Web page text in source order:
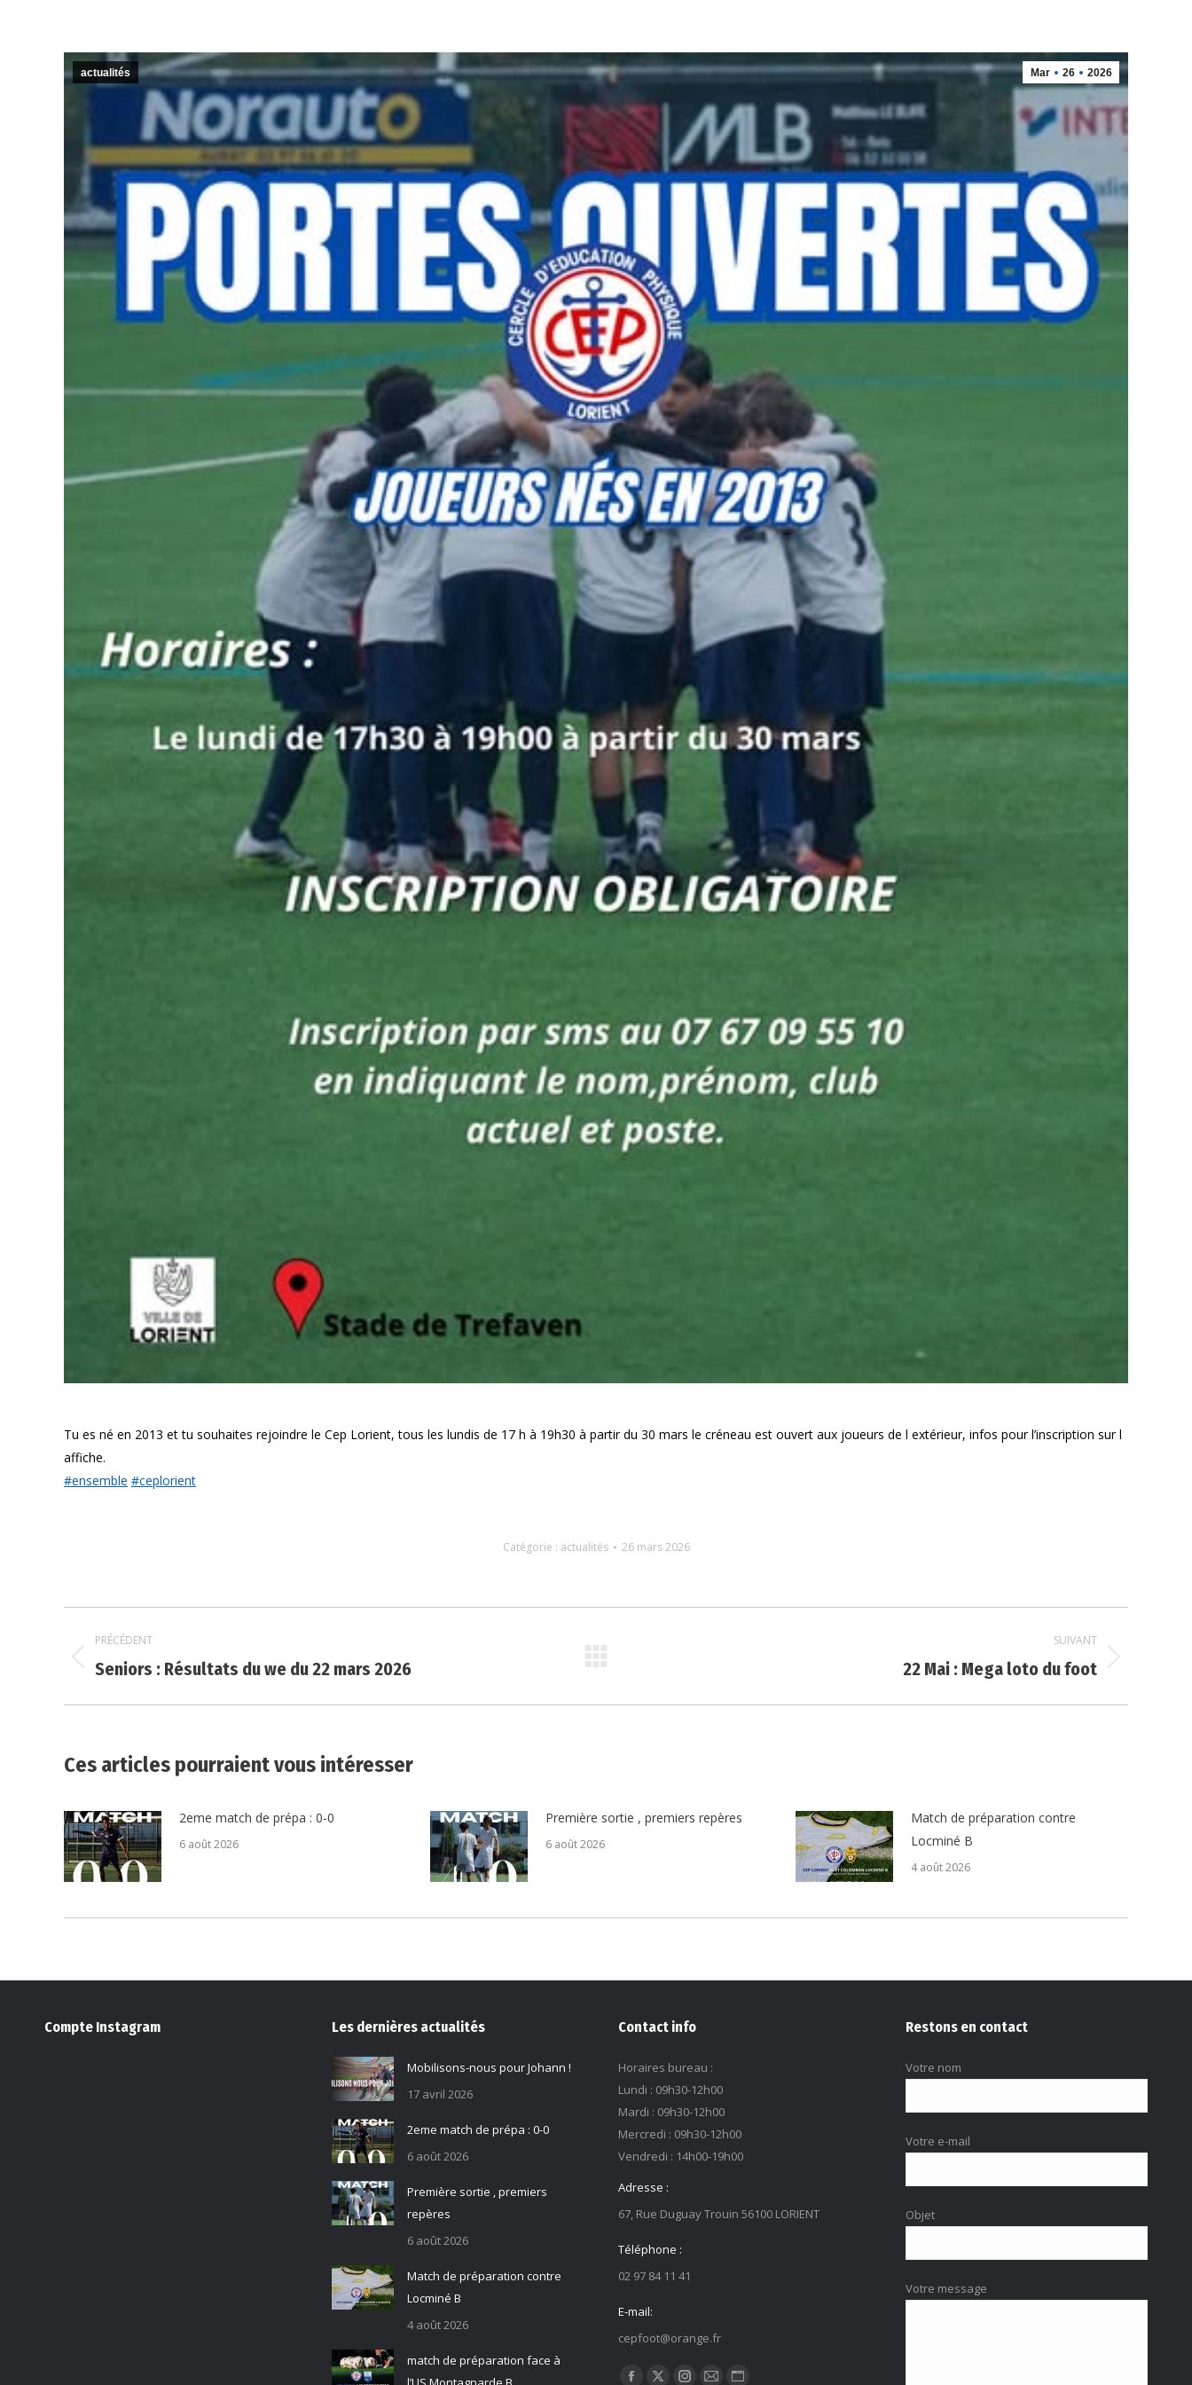
Mar 26 2026
actualités
Tu es né en 2013 et tu souhaites rejoindre le Cep Lorient, tous les lundis de 17 h à 19h30 à partir du 30 mars le créneau est ouvert aux joueurs de l extérieur, infos pour l’inscription sur l
affiche.
#ensemble #ceplorient
Catégorie : actualités 26 mars 2026
Navigation
article
PRÉCÉDENT
Article
Seniors : Résultats du we du 22 mars 2026
SUIVANT
22 Mai : Mega loto du foot
Ces articles pourraient vous intéresser
2eme match de prépa : 0-0
6 août 2026
Première sortie , premiers repères
6 août 2026
Match de préparation contre
Locminé B
4 août 2026
Compte Instagram Les dernières actualités
Mobilisons-nous pour Johann !
17 avril 2026
2eme match de prépa : 0-0
6 août 2026
Première sortie , premiers
repères
6 août 2026
Match de préparation contre
Locminé B
4 août 2026
match de préparation face à
Contact info
Horaires bureau :
Lundi : 09h30-12h00
Mardi : 09h30-12h00
Mercredi : 09h30-12h00
Vendredi : 14h00-19h00
Adresse :
67, Rue Duguay Trouin 56100 LORIENT
Téléphone :
02 97 84 11 41
E-mail:
cepfoot@orange.fr
Trouvez nous sur :
Restons en contact
Votre nom
Votre e-mail
Objet
Votre message